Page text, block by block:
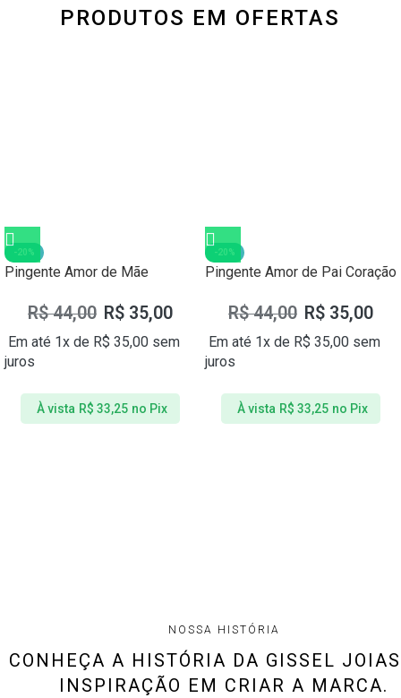
PRODUTOS EM OFERTAS
-20%
Pingente Amor de Mãe
R$44,00 R$35,00
Em até 1x de R$ 35,00 sem
juros
À vista R$ 33,25 no Pix
-20%
Pingente Amor de Pai Coração
R$44,00 R$35,00
Em até 1x de R$ 35,00sem
juros
À vista R$ 33,25 no Pix
NOSSA HISTÓRIA
CONHEÇA A HISTÓRIA DA GISSEL
INSPIRAÇÃO EM CRIAR A MARCA.